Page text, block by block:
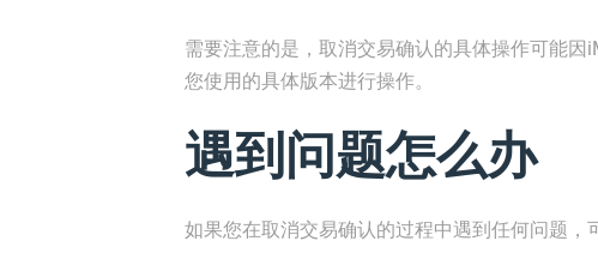
需要注意的是，取消交易确认的具体操作可能
您使用的具体版本进行操作。
遇到问题怎么办
如果您在取消交易确认的过程中遇到任何问题，